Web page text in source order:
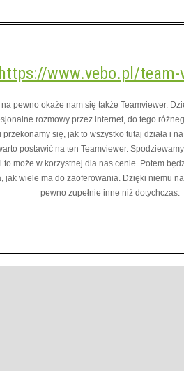
https://www.vebo.pl/team-
pewno okaże nam się także Teamviewer.
rozmowy przez internet, do tego
przekonamy się, jak to wszystko tutaj działa i
postawić na ten Teamviewer.
to może w korzystnej dla nas cenie. Potem
jak wiele ma do zaoferowania. Dzięki niemu
pewno zupełnie inne niż dotychczas.